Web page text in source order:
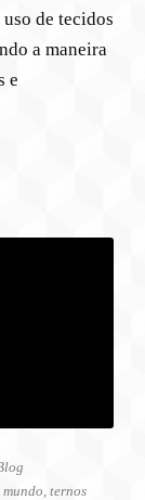
de tecidos
a maneira
e
mundo ternos